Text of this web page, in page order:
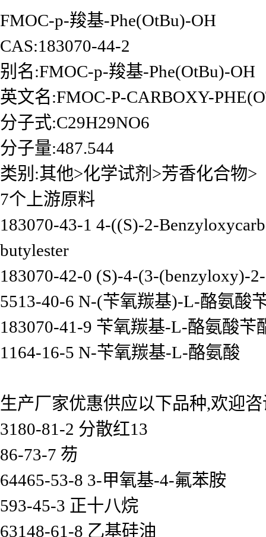
FMOC-p-羧基-Phe(OtBu)-OH
CAS:183070-44-2
别名:FMOC-p-羧基-Phe(OtBu)-OH
英文名:FMOC-P-CARBOXY-
分子式:C29H29NO6
分子量:487.544
类别:其他>化学试剂>芳香化合物>
7个上游原料
183070-43-1 4-((S)-2-
butylester
183070-42-0 (S)-4-(3-(benzyloxy)-
5513-40-6 N-(苄氧羰基)-L-酪氨酸
183070-41-9 苄氧羰基-L-酪氨酸苄
1164-16-5 N-苄氧羰基-L-酪氨酸
生产厂家优惠供应以下品种,欢迎
3180-81-2 分散红13
86-73-7 芴
64465-53-8 3-甲氧基-4-氟苯胺
593-45-3 正十八烷
63148-61-8 乙基硅油